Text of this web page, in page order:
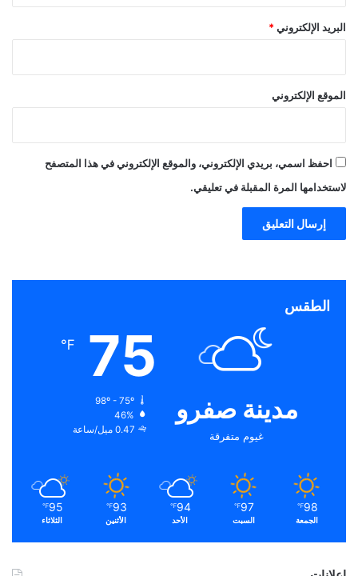
البريد الإلكتروني *
الموقع الإلكتروني
احفظ اسمي، بريدي الإلكتروني، والموقع الإلكتروني في هذا المتصفح
لاستخدامها المرة المقبلة في تعليقي.
الطقس
مدينة صفرو
غيوم متفرقة
75
℉
98º - 75º
46%
0.47 ميل/ساعة
98
℉
الجمعة
97
℉
السبت
94
℉
الأحد
93
℉
الأثنين
95
℉
الثلاثاء